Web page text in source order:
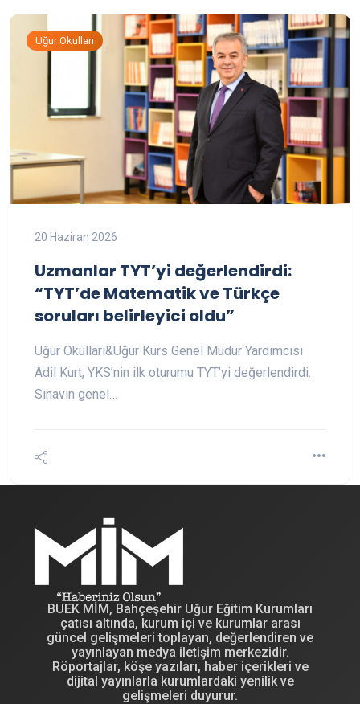
Uğur Okulları
20 Haziran 2026
Uzmanlar TYT’yi değerlendirdi:
“TYT’de Matematik ve Türkçe
soruları belirleyici oldu”
Uğur Okulları&Uğur Kurs Genel Müdür Yardımcısı
Adil Kurt, YKS’nin ilk oturumu TYT’yi değerlendirdi.
Sınavın genel…
BUEK MİM, Bahçeşehir Uğur Eğitim Kurumları
çatısı altında, kurum içi ve kurumlar arası
güncel gelişmeleri toplayan, değerlendiren ve
yayınlayan medya iletişim merkezidir.
Röportajlar, köşe yazıları, haber içerikleri ve
dijital yayınlarla kurumlardaki yenilik ve
gelişmeleri duyurur.